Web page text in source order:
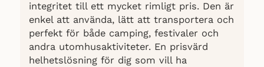
integritet till ett mycket rimligt pris. Den är
enkel att använda, lätt att transportera och
perfekt för både camping, festivaler och
andra utomhusaktiviteter. En prisvärd
helhetslösning för dig som vill ha